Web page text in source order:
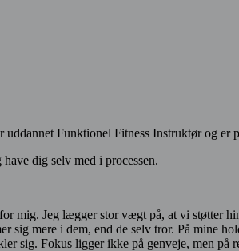
Funktionel Fitness Instruktør og er
dig selv med i processen.
mig. Jeg lægger stor vægt på, at vi støtter
sig mere i dem, end de selv tror. På mine
sig. Fokus ligger ikke på genveje, men